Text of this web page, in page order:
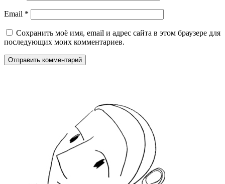
Email *
Сохранить моё имя, email и адрес сайта в этом браузере для
последующих моих комментариев.